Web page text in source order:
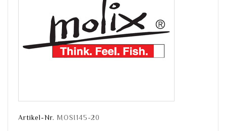
Artikel-Nr. MOSI145-20